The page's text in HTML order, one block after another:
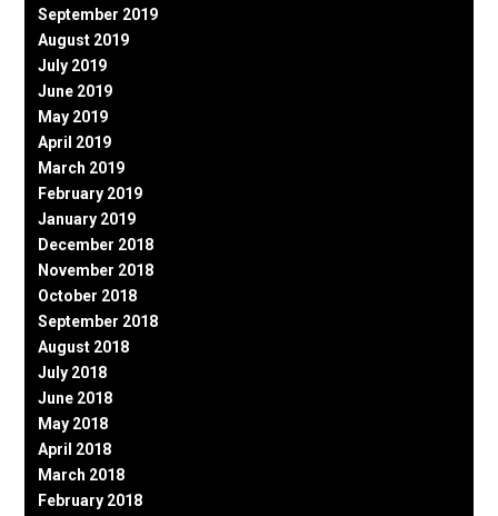
September 2019
August 2019
July 2019
June 2019
May 2019
April 2019
March 2019
February 2019
January 2019
December 2018
November 2018
October 2018
September 2018
August 2018
July 2018
June 2018
May 2018
April 2018
March 2018
February 2018